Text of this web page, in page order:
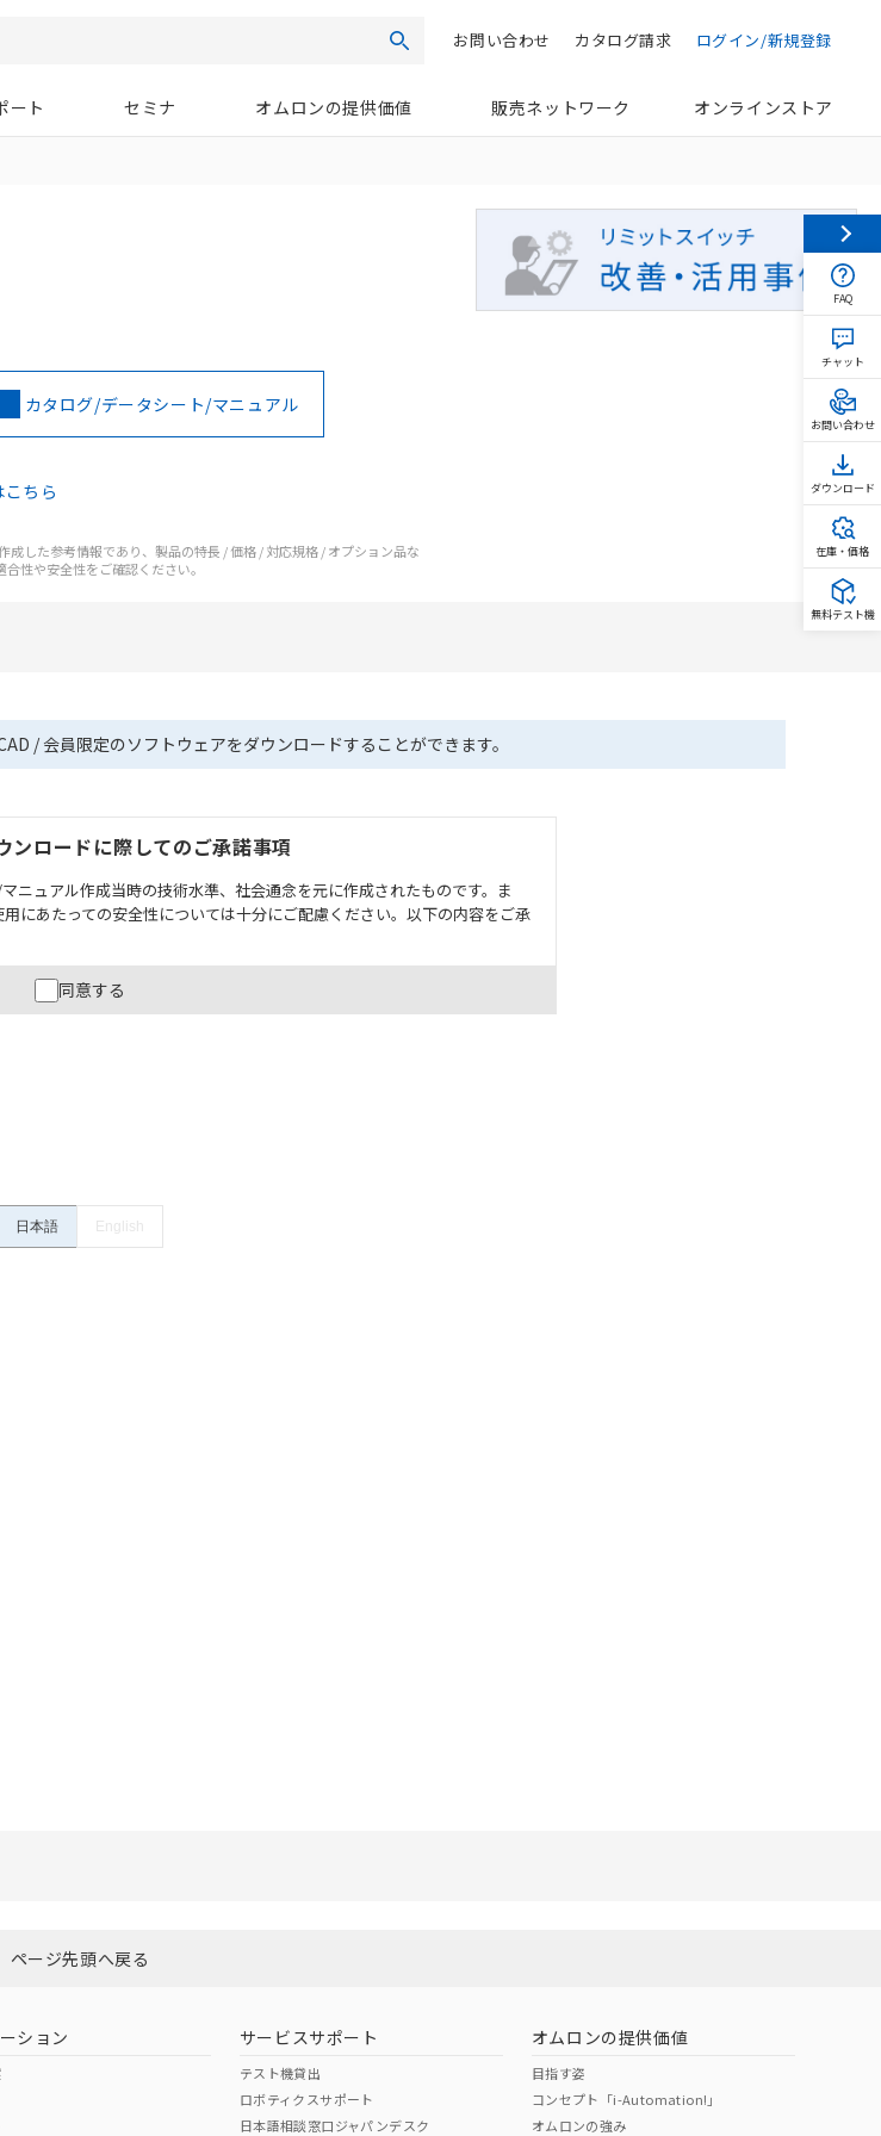
検索 ログイン/新規登録
カタログ請求
お問い合わせ
ート セミナ オムロンの提供価値 販売ネットワーク オンラインストア
カタログ/データシート/マニュアル
ちら
した参考情報であり、製品の特長 / 価格 / 対応規格 / オプション品な
性や安全性をご確認ください。
/ 会員限定のソフトウェアをダウンロードすることができます。
ロードに際してのご承諾事項
ニュアル作成当時の技術水準、社会通念を元に作成されたものです。ま
にあたっての安全性については十分にご配慮ください。以下の内容をご承
うな用途に使用される場合には、システム全体として危険を知らせたり、冗
ていること、および本製品が全体の中で意図した用途に対して適切に配電・
ン事例は参考用ですので、ご採用に際しては機器・装置の機能や安全性を
同意する
日本語 English
ページ先頭へ戻る
ション サービスサポート
テスト機貸出
ロボティクスサポート
日本語相談窓口ジャパンデスク
オムロンの提供価値
目指す姿
コンセプト「i-Automation!」
オムロンの強み
FAQ
チャット
お問い合わせ
ダウンロード
在庫・価格
無料テスト機